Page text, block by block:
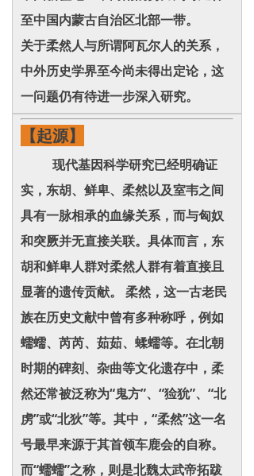
至中国内蒙古自治区北部一带。
关于柔然人与所谓阿瓦尔人的关系，
中外历史学界至今尚未得出定论，这
一问题仍有待进一步深入研究。
【起源】
现代基因科学研究已经明确证
实，东胡、鲜卑、柔然以及室韦之间
具有一脉相承的血缘关系，而与匈奴
和突厥并无直接关联。具体而言，东
胡和鲜卑人群对柔然人群有着直接且
显著的遗传贡献。 柔然，这一古老民
族在历史文献中曾有多种称呼，例如
蠕蠕、芮芮、茹茹、蝚蠕等。在北朝
时期的碑刻、杂曲等文化遗存中，柔
然还常被泛称为“鬼方”、“猃狁”、“北
虏”或“北狄”等。其中，“柔然”这一名
号最早来源于其首领车鹿会的自称。
而“蠕蠕”之称，则是北魏太武帝拓跋